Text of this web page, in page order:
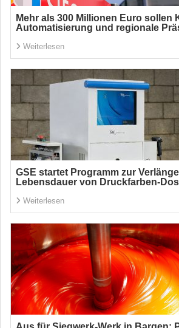
Mehr als 300 Millionen Euro sollen
Automatisierung und regionale
Weiterlesen
GSE startet Programm zur
Lebensdauer von Druckfarben-
Weiterlesen